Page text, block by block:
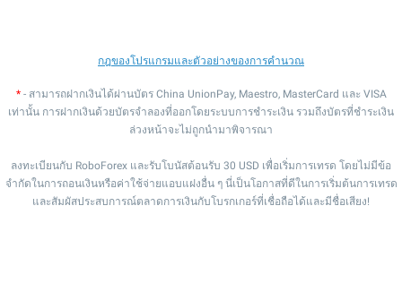
กฎของโปรแกรมและตัวอย่างของการคำนวณ
*- สามารถฝากเงินได้ผ่านบัตร China UnionPay, Maestro, MasterCard และ VISA
เท่านั้น การฝากเงินด้วยบัตรจำลองที่ออกโดยระบบการชำระเงิน รวมถึงบัตรที่ชำระเงิน
ล่วงหน้าจะไม่ถูกนำมาพิจารณา
ลงทะเบียนกับ RoboForex และรับโบนัสต้อนรับ 30 USD เพื่อเริ่มการเทรด โดยไม่มีข้อ
จำกัดในการถอนเงินหรือค่าใช้จ่ายแอบแฝงอื่น ๆ นี่เป็นโอกาสที่ดีในการเริ่มต้นการเทรด
และสัมผัสประสบการณ์ตลาดการเงินกับโบรกเกอร์ที่เชื่อถือได้และมีชื่อเสียง!